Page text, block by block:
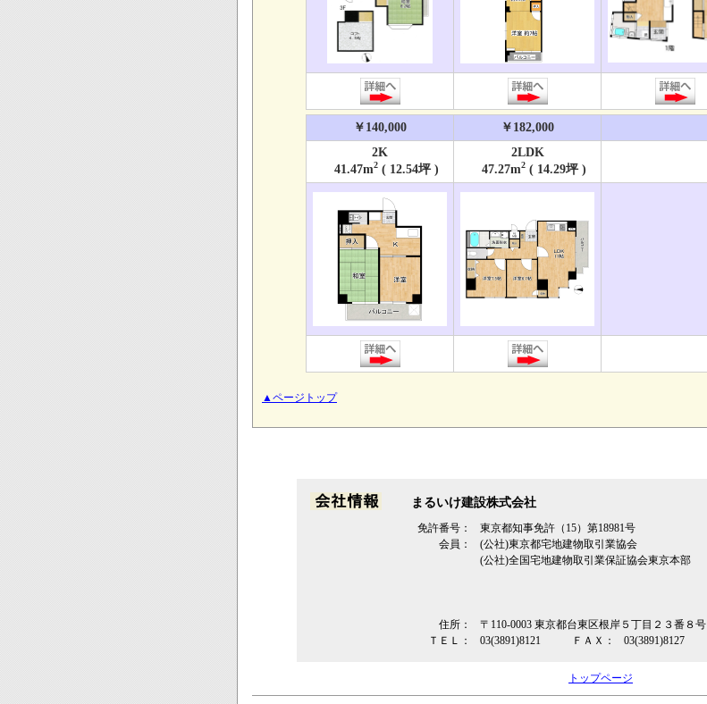
￥140,000
￥182,000
2K
41.47m2( 12.54坪 )
2LDK
47.27m2( 14.29坪 )
▲ページトップ
まるいけ建設株式会社
免許番号：
東京都知事免許（15）第18981号
会員：
(公社)東京都宅地建物取引業協会
(公社)全国宅地建物取引業保証協会東京本部
住所：
〒110-0003 東京都台東区根岸５丁目２３番８号
ＴＥＬ：
03(3891)8121 ＦＡＸ： 03(3891)8127
トップページ